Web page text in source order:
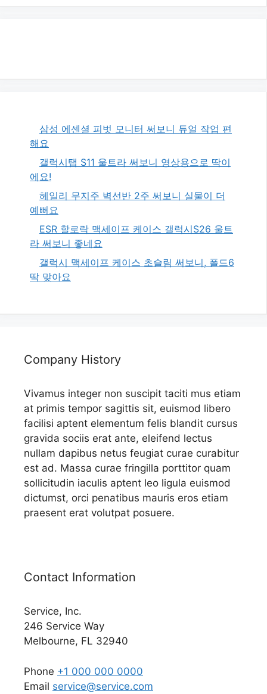
삼성 에센셜 피벗 모니터 써보니 듀얼 작업 편
해요
갤럭시탭 S11 울트라 써보니 영상용으로 딱이
에요!
헤일리 무지주 벽선반 2주 써보니 실물이 더
예뻐요
ESR 할로락 맥세이프 케이스 갤럭시S26 울트
라 써보니 좋네요
갤럭시 맥세이프 케이스 초슬림 써보니, 폴드6
딱 맞아요
Company History
Vivamus integer non suscipit taciti mus etiam
at primis tempor sagittis sit, euismod libero
facilisi aptent elementum felis blandit cursus
gravida sociis erat ante, eleifend lectus
nullam dapibus netus feugiat curae curabitur
est ad. Massa curae fringilla porttitor quam
sollicitudin iaculis aptent leo ligula euismod
dictumst, orci penatibus mauris eros etiam
praesent erat volutpat posuere.
Contact Information
Service, Inc.
246 Service Way
Melbourne, FL 32940
Phone +1 000 000 0000
Email service@service.com